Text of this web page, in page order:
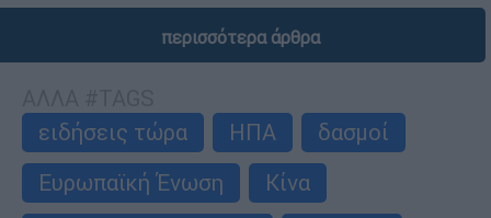
περισσότερα άρθρα
ειδήσεις τώρα
ΗΠΑ
δασμοί
Ευρωπαϊκή Ένωση
Κίνα